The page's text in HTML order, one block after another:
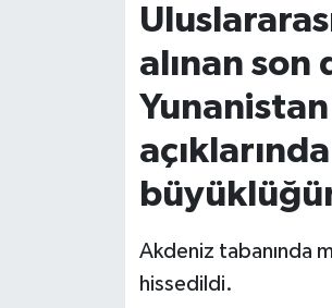
alınan
Akdeniz tabanında
hissedildi.
KENT GÜNDEMİ
KÜLTÜR-SANAT